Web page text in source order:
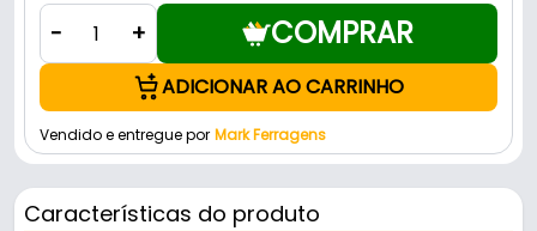
- + COMPRAR
ADICIONAR AO CARRINHO
Vendido e entregue por Mark Ferragens
Características do produto